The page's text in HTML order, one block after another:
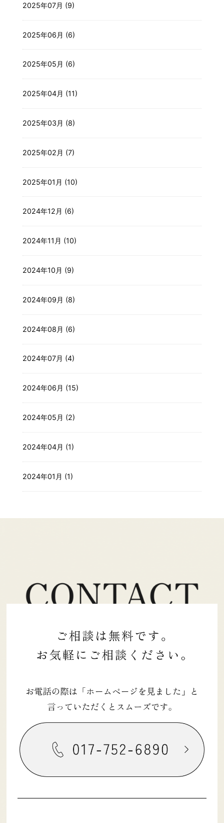
2025年07月 (9)
2025年06月 (6)
2025年05月 (6)
2025年04月 (11)
2025年03月 (8)
2025年02月 (7)
2025年01月 (10)
2024年12月 (6)
2024年11月 (10)
2024年10月 (9)
2024年09月 (8)
2024年08月 (6)
2024年07月 (4)
2024年06月 (15)
2024年05月 (2)
2024年04月 (1)
2024年01月 (1)